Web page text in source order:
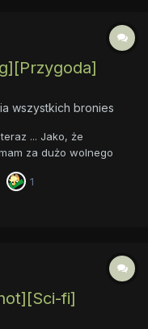
wszystkich bronies
... Jako, że
za dużo wolnego
and Black Lighting
1
fi]